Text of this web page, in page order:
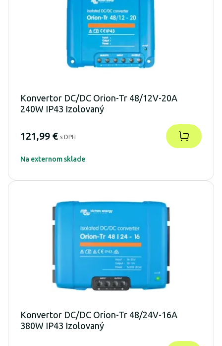
Konvertor DC/DC Orion-Tr 48/12V-20A
240W IP43 Izolovaný
121,99 € s DPH
Na externom sklade
Konvertor DC/DC Orion-Tr 48/24V-16A
380W IP43 Izolovaný